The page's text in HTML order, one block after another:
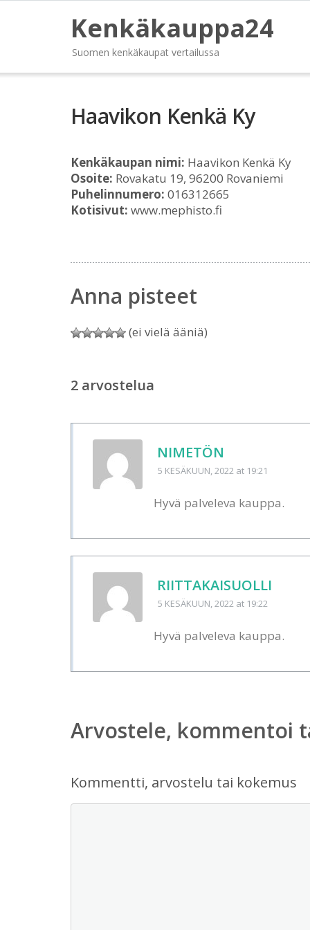
Kenkäkauppa24
Suomen kenkäkaupat vertailussa
Haavikon Kenkä Ky
Kenkäkaupan nimi: Haavikon Kenkä Ky
Osoite: Rovakatu 19, 96200 Rovaniemi
Puhelinnumero: 016312665
Kotisivut: www.mephisto.fi
Anna pisteet
(ei vielä ääniä)
2 arvostelua
NIMETÖN
5 KESÄKUUN, 2022 at 19:21
Hyvä palveleva kauppa.
RIITTAKAISUOLLI
5 KESÄKUUN, 2022 at 19:22
Hyvä palveleva kauppa.
Arvostele, kommentoi
Kommentti, arvostelu tai kokemus